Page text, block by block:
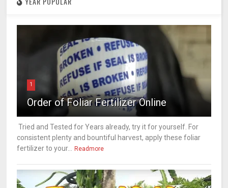
1
Order of Foliar Fertilizer Online
Tried and Tested for Years already, try it for yourself. For
consistent plenty and bountiful harvest, apply these foliar
fertilizer to your...
Readmore